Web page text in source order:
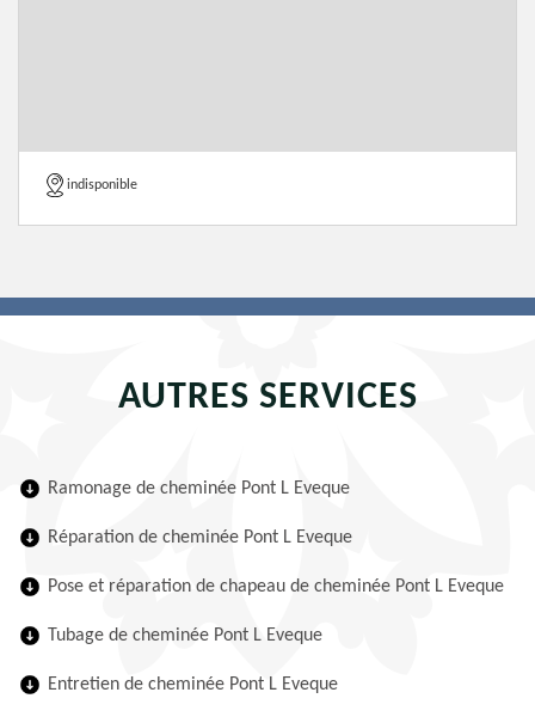
indisponible
AUTRES SERVICES
Ramonage de cheminée Pont L Eveque
Réparation de cheminée Pont L Eveque
Pose et réparation de chapeau de cheminée Pont L Eveque
Tubage de cheminée Pont L Eveque
Entretien de cheminée Pont L Eveque